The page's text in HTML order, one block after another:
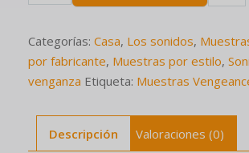
Categorías: Casa, Los sonidos,
por fabricante, Muestras por estilo,
venganza Etiqueta: Muestras
Descripción Valoraciones (0)